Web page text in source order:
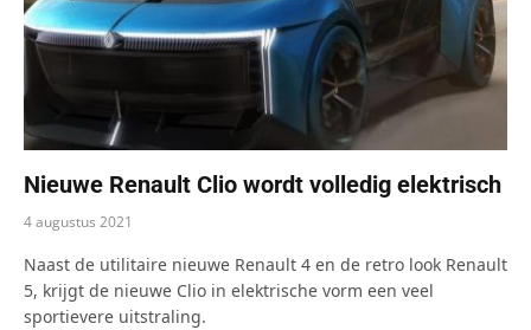
Nieuwe Renault Clio wordt volledig elektrisch
4 augustus 2021
Naast de utilitaire nieuwe Renault 4 en de retro look Renault
5, krijgt de nieuwe Clio in elektrische vorm een veel
sportievere uitstraling.